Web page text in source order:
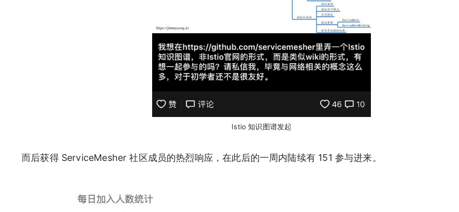
Istio 知识图谱发起
而后获得 ServiceMesher 社区成员的热烈响应，在此后的一周内陆续有 151 参与进来。